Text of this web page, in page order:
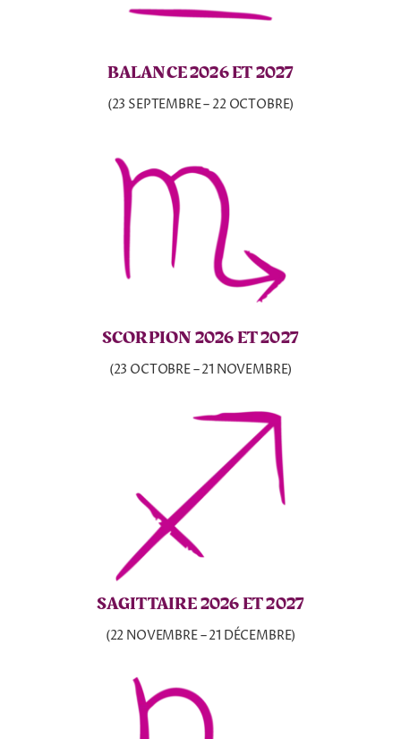
BALANCE 2026 ET 2027
(23 SEPTEMBRE – 22 OCTOBRE)
SCORPION 2026 ET 2027
(23 OCTOBRE – 21 NOVEMBRE)
SAGITTAIRE 2026 ET 2027
(22 NOVEMBRE – 21 DÉCEMBRE)